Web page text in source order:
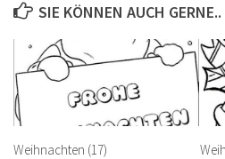
SIE KÖNNEN AUCH GERNE..
Weihnachten (17)